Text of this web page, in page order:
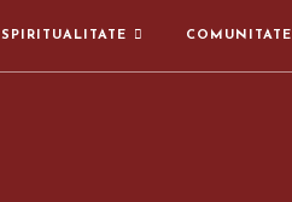
SPIRITUALITATE COMUNITATE